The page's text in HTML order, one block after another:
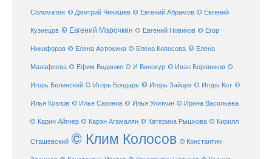
Соломатин © Дмитрий Чикишев © Евгений Абрамов © Евгений
Кузнецов © Евгений Марочкин © Евгений Новиков © Егор
Никифоров © Елена Артюхина © Елена Копосова © Елена
Малафеева © Ефим Видинжо © И Винокур © Иван Боровиков ©
Игорь Белинский © Игорь Бондарь © Игорь Зайцев © Игорь Кот ©
Илья Козлов © Илья Сазонов © Илья Улиткин © Ирина Васильева
© Карин Айгнер © Карэн Агамалян © Катерина Рышкова © Кирилл
Сташевский © Клим Колосов © Константин